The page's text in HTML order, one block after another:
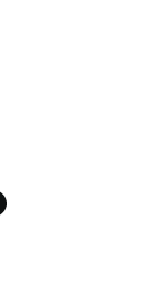
€ 89,99 auf €